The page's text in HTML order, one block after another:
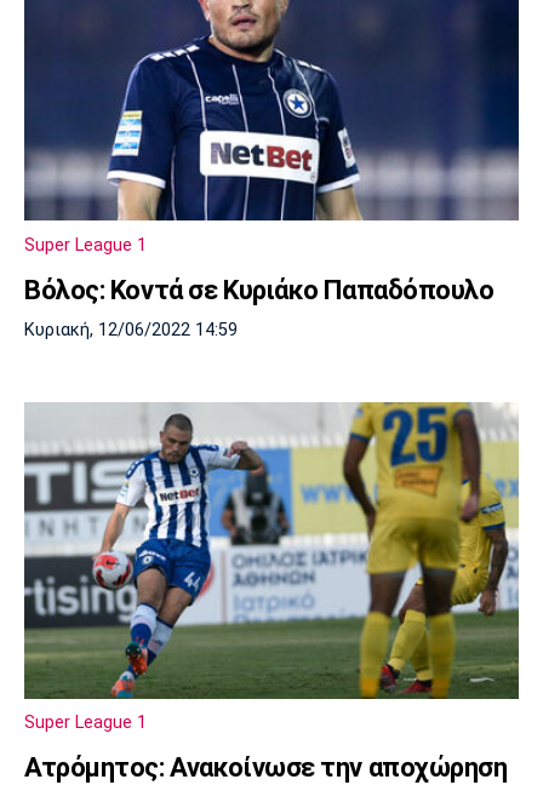
Super League 1
Βόλος: Κοντά σε Κυριάκο Παπαδόπουλο
Κυριακή, 12/06/2022 14:59
Super League 1
Ατρόμητος: Ανακοίνωσε την αποχώρηση